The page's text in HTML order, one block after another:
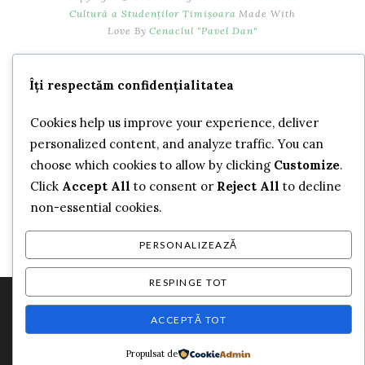
Cultură a Studenților Timișoara Made With
Love By Cenaclul "Pavel Dan"
Îți respectăm confidențialitatea
Cookies help us improve your experience, deliver
personalized content, and analyze traffic. You can
choose which cookies to allow by clicking Customize.
Click Accept All to consent or Reject All to decline
non-essential cookies.
PERSONALIZEAZĂ
RESPINGE TOT
ACCEPTĂ TOT
Propulsat de
Folosim cookie-uri pentru a-ți oferi cea mai bună experiență pe
ul nostru web. Poți afla mai multe despre cookie-urile pe care le
folosim sau să le dezactivezi însetări.
CLOSE GDPR COOKIE